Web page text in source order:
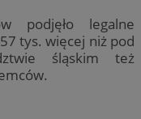
podjęło legalne
tys. więcej niż pod
śląskim też